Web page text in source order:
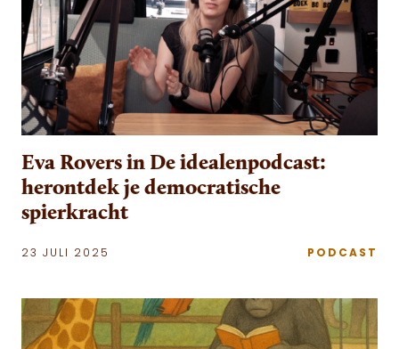
Eva Rovers in De idealenpodcast:
herontdek je democratische
spierkracht
23 JULI 2025 PODCAST